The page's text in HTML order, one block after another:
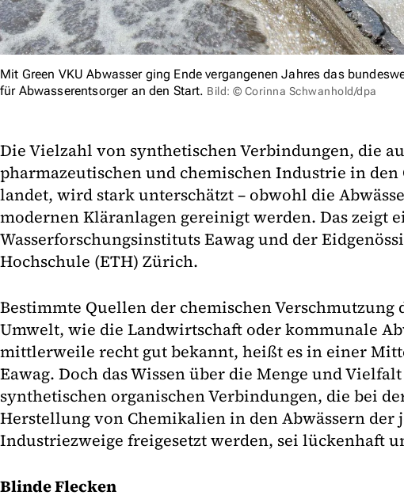
Mit Green VKU Abwasser ging Ende vergangenen Jahres das
für Abwasserentsorger an den Start. Bild: © Corinna Schwanhold/dpa
Die Vielzahl von synthetischen Verbindungen, die
pharmazeutischen und chemischen Industrie in den
landet, wird stark unterschätzt – obwohl die
modernen Kläranlagen gereinigt werden. Das zeigt
Wasserforschungsinstituts Eawag und der
Hochschule (ETH) Zürich.
Bestimmte Quellen der chemischen Verschmutzung
Umwelt, wie die Landwirtschaft oder kommunale
mittlerweile recht gut bekannt, heißt es in einer
Eawag. Doch das Wissen über die Menge und
synthetischen organischen Verbindungen, die bei
Herstellung von Chemikalien in den Abwässern der
Industriezweige freigesetzt werden, sei lückenhaft
Blinde Flecken